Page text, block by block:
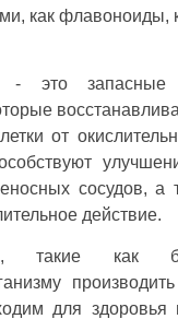
как флавоноиды,
- это запасные
от
сосудов, а
действие.
, такие как
для здоровья